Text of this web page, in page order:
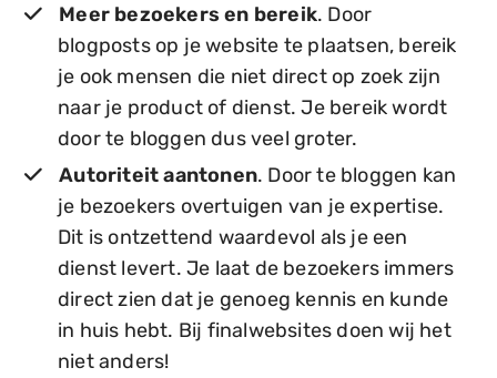
Meer bezoekers en bereik. Door
blogposts op je website te plaatsen, bereik
je ook mensen die niet direct op zoek zijn
naar je product of dienst. Je bereik wordt
door te bloggen dus veel groter.
Autoriteit aantonen. Door te bloggen kan
je bezoekers overtuigen van je expertise.
Dit is ontzettend waardevol als je een
dienst levert. Je laat de bezoekers immers
direct zien dat je genoeg kennis en kunde
in huis hebt. Bij finalwebsites doen wij het
niet anders!